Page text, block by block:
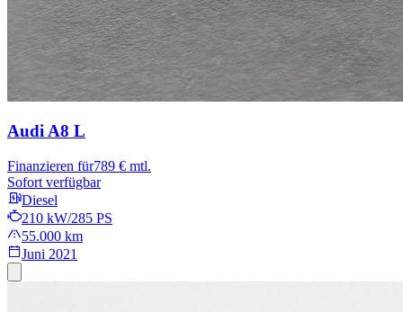
Audi A8 L
Finanzieren für789 € mtl.
Sofort verfügbar
Diesel
210 kW/285 PS
55.000 km
Juni 2021